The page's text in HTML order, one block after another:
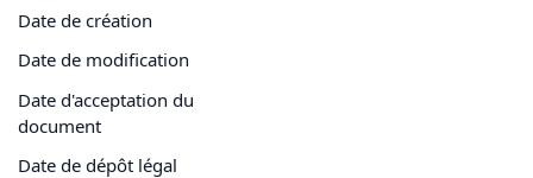
Date de création
Date de modification
Date d'acceptation du
document
Date de dépôt légal